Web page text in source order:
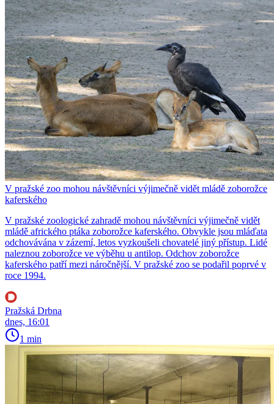
V pražské zoo mohou návštěvníci výjimečně vidět mládě zoborožce
kaferského
V pražské zoologické zahradě mohou návštěvníci výjimečně vidět
mládě afrického ptáka zoborožce kaferského. Obvykle jsou mláďata
odchovávána v zázemí, letos vyzkoušeli chovatelé jiný přístup. Lidé
naleznou zoborožce ve výběhu u antilop. Odchov zoborožce
kaferského patří mezi náročnější. V pražské zoo se podařil poprvé v
roce 1994.
Pražská Drbna
dnes, 16:01
1 min